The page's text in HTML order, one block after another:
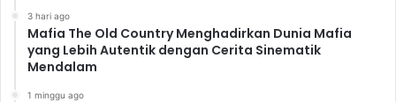
3 hari ago
Mafia The Old Country Menghadirkan Dunia Mafia
yang Lebih Autentik dengan Cerita Sinematik
Mendalam
1 minggu ago